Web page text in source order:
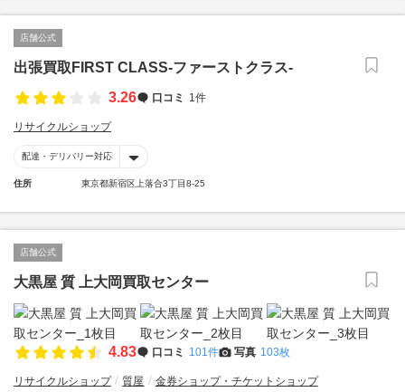
店舗公式
出張買取FIRST CLASS-ファーストクラス-
3.26
口コミ 1件
リサイクルショップ
配達・デリバリー対応
住所 東京都新宿区上落合3丁目8-25
店舗公式
大黒屋 質 上大岡買取センター
4.83 口コミ 101件 写真 103枚
リサイクルショップ 質屋 金券ショップ・チケットショップ